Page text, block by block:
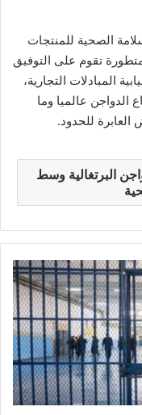
الصحية للمنتجات
متطورة تقوم على التوفيق
المبادلات التجارية،
عالميا وما
العابرة للحدود.
البرتغالية وسط